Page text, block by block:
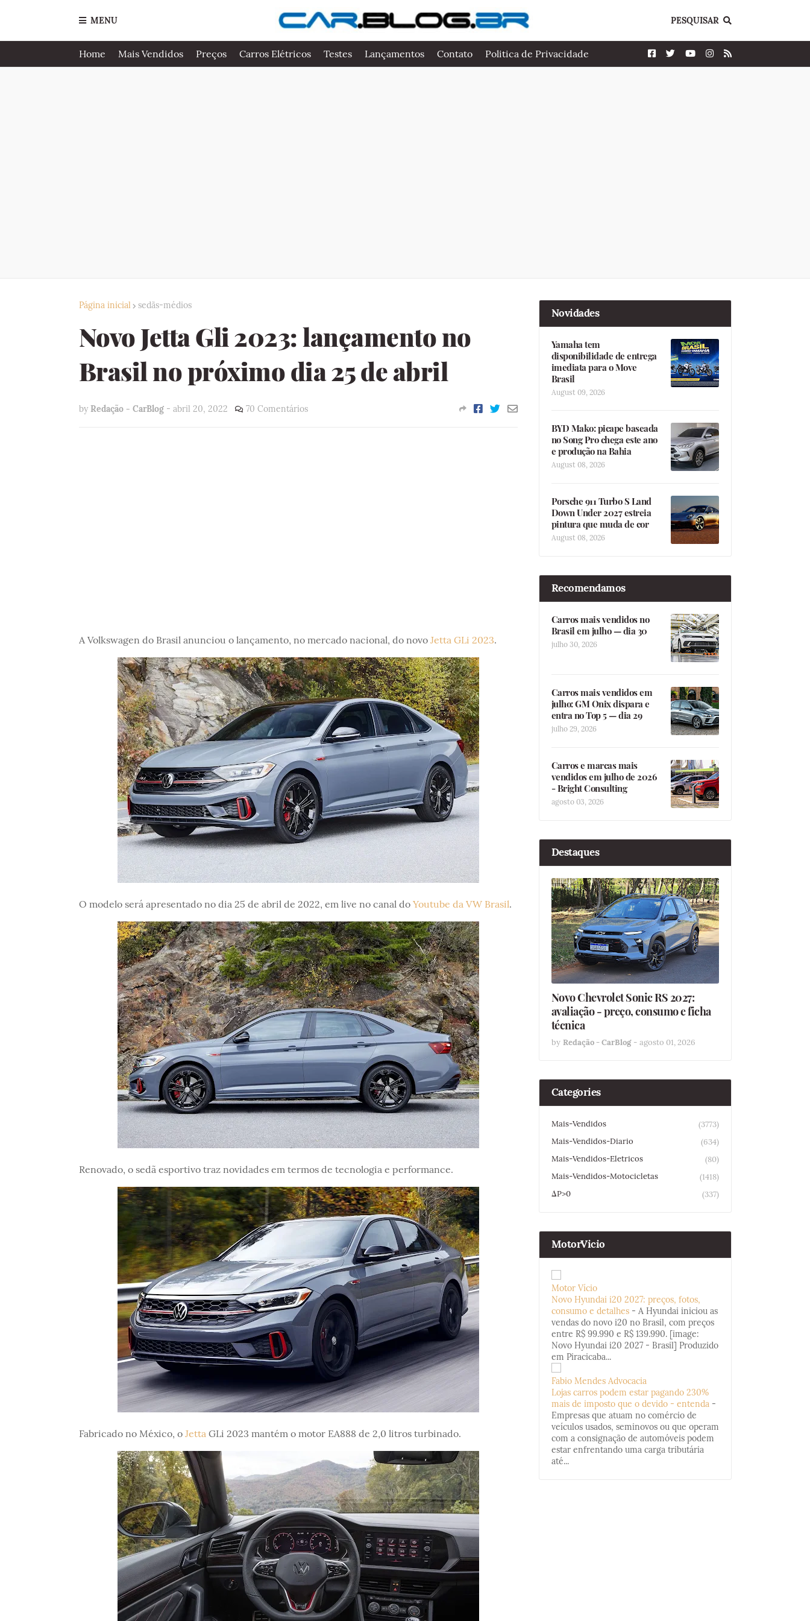
MENU PESQUISAR
Home Mais Vendidos Preços Carros Elétricos Testes Lançamentos Contato Politica de Privacidade
Página inicial sedãs-médios
Novo Jetta Gli 2023: lançamento no
Brasil no próximo dia 25 de abril
by Redação - CarBlog - abril 20, 2022 70 Comentários
A Volkswagen do Brasil anunciou o lançamento, no mercado nacional, do novo Jetta GLi 2023.
O modelo será apresentado no dia 25 de abril de 2022, em live no canal do Youtube da VW Brasil.
Renovado, o sedã esportivo traz novidades em termos de tecnologia e performance.
Fabricado no México, o JettaGLi 2023 mantém o motor EA888 de 2,0 litros turbinado.
Novidades
Yamaha tem
disponibilidade de entrega
imediata para o Move
Brasil
August 09, 2026
BYD Mako: picape baseada
no Song Pro chega este ano
e produção na Bahia
August 08, 2026
Porsche 911 Turbo S Land
Down Under 2027 estreia
pintura que muda de cor
August 08, 2026
Recomendamos
Carros mais vendidos no
Brasil em julho — dia 30
julho 30, 2026
Carros mais vendidos em
julho: GM Onix dispara e
entra no Top 5 — dia 29
julho 29, 2026
Carros e marcas mais
vendidos em julho de 2026
- Bright Consulting
agosto 03, 2026
Destaques
Novo Chevrolet Sonic RS 2027:
avaliação - preço, consumo e ficha
técnica
by Redação - CarBlog - agosto 01, 2026
Categories
Mais-Vendidos
(3773)
Mais-Vendidos-Diario
(634)
Mais-Vendidos-Eletricos
(80)
Mais-Vendidos-Motocicletas
(1418)
ΔP>0
(337)
MotorVicio
Motor Vício
Novo Hyundai i20 2027: preços, fotos,
consumo e detalhes - A Hyundai iniciou as
vendas do novo i20 no Brasil, com preços
entre R$ 99.990 e R$ 139.990. [image:
Novo Hyundai i20 2027 - Brasil] Produzido
em Piracicaba...
Fabio Mendes Advocacia
Lojas carros podem estar pagando 230%
mais de imposto que o devido - entenda -
Empresas que atuam no comércio de
veículos usados, seminovos ou que operam
com a consignação de automóveis podem
estar enfrentando uma carga tributária
até...